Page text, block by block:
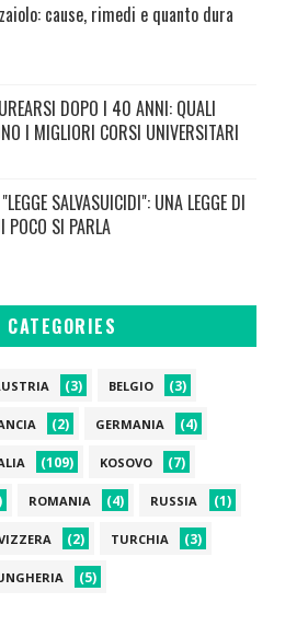
cause, rimedi e quanto dura
DOPO I 40 ANNI: QUALI
I MIGLIORI CORSI UNIVERSITARI
SALVASUICIDI": UNA LEGGE DI
POCO SI PARLA
CATEGORIES
(3) BELGIO (3)
(2) GERMANIA (4)
(109) KOSOVO (7)
ROMANIA (4) RUSSIA (1)
(2) TURCHIA (3)
(5)